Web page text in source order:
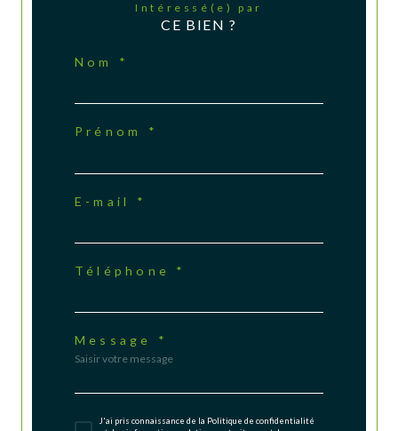
Intéressé(e) par
CE BIEN ?
Nom *
Prénom *
E-mail *
Téléphone *
Message *
J'ai pris connaissance de la Politique de confidentialité